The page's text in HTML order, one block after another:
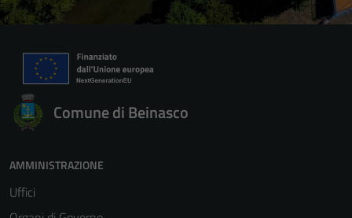
Comune di Beinasco
AMMINISTRAZIONE
Uffici